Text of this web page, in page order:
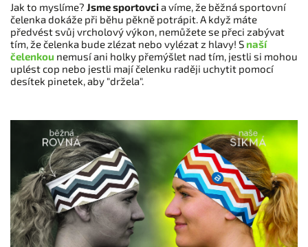
Jak to myslíme? Jsme sportovcia víme, že běžná sportovní
čelenka dokáže při běhu pěkně potrápit. A když máte
předvést svůj vrcholový výkon, nemůžete se přeci zabývat
tím, že čelenka bude zlézat nebo vylézat z hlavy! S naší
čelenkou nemusí ani holky přemýšlet nad tím, jestli si mohou
uplést cop nebo jestli mají čelenku raději uchytit pomocí
desítek pinetek, aby "držela".